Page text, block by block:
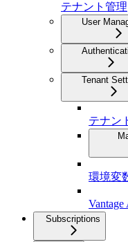
テナント管理
User
Tenant
テナン
環境変
Subscriptions